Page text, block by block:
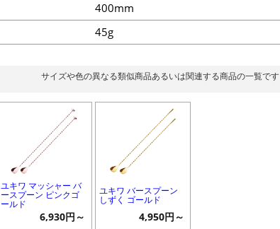
400mm
45g
サイズや色の異なる類似商品あるいは関連する商品の一覧です
ユキワ マッシャー バ
ースプーン ピンクゴ
ールド
6,930円～
ユキワ バースプーン
しずく ゴールド
4,950円～